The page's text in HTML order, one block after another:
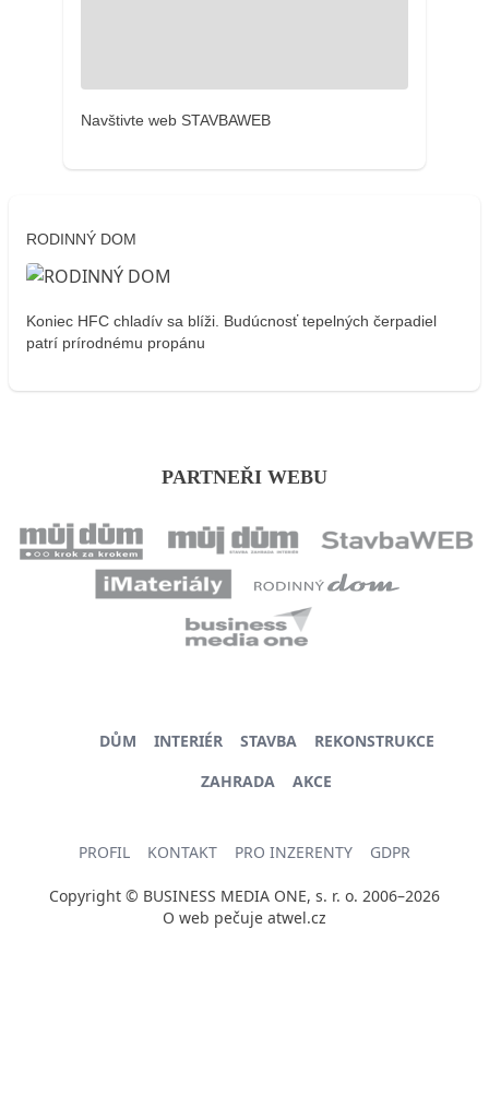
Navštivte web STAVBAWEB
RODINNÝ DOM
Koniec HFC chladív sa blíži. Budúcnosť tepelných čerpadiel
patrí prírodnému propánu
PARTNEŘI WEBU
DŮM INTERIÉR STAVBA
REKONSTRUKCE
ZAHRADA
AKCE
PROFIL KONTAKT PRO INZERENTY GDPR
Copyright © BUSINESS MEDIA ONE, s. r. o. 2006–2026